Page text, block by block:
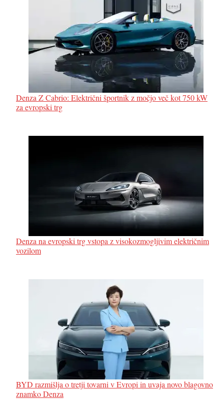
Denza Z Cabrio: Električni športnik z močjo več kot 750 kW
za evropski trg
Denza na evropski trg vstopa z visokozmogljivim električnim
vozilom
BYD razmišlja o tretji tovarni v Evropi in uvaja novo blagovno
znamko Denza